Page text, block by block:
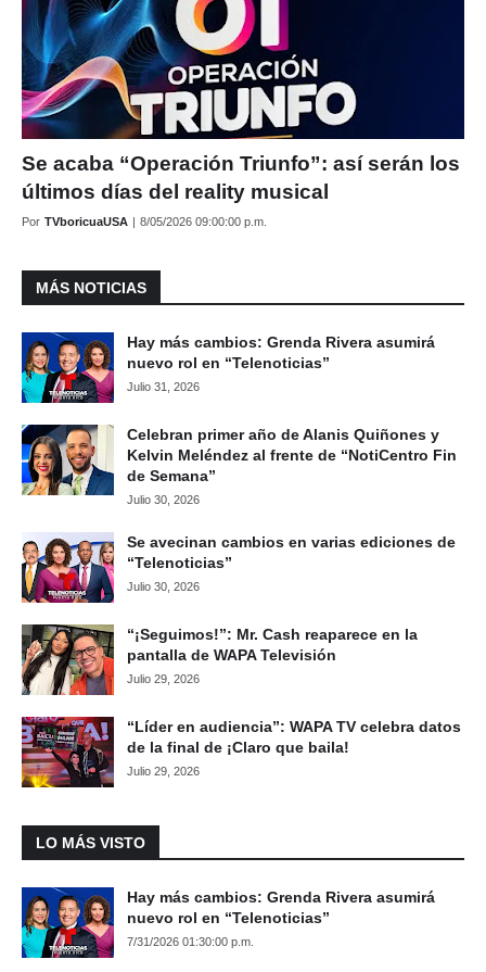
Se acaba “Operación Triunfo”: así serán los
últimos días del reality musical
Por TVboricuaUSA | 8/05/2026 09:00:00 p.m.
MÁS NOTICIAS
Hay más cambios: Grenda Rivera asumirá
nuevo rol en “Telenoticias”
Julio 31, 2026
Celebran primer año de Alanis Quiñones y
Kelvin Meléndez al frente de “NotiCentro Fin
de Semana”
Julio 30, 2026
Se avecinan cambios en varias ediciones de
“Telenoticias”
Julio 30, 2026
“¡Seguimos!”: Mr. Cash reaparece en la
pantalla de WAPA Televisión
Julio 29, 2026
“Líder en audiencia”: WAPA TV celebra datos
de la final de ¡Claro que baila!
Julio 29, 2026
LO MÁS VISTO
Hay más cambios: Grenda Rivera asumirá
nuevo rol en “Telenoticias”
7/31/2026 01:30:00 p.m.